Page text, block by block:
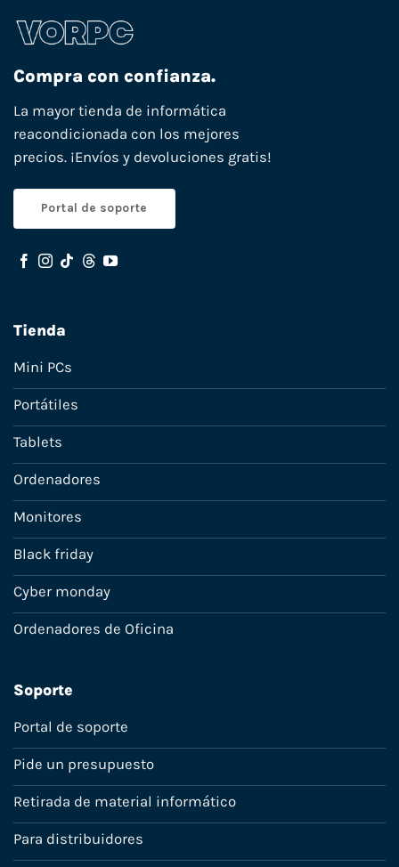
Compra con confianza.
La mayor tienda de informática
reacondicionada con los mejores
precios. ¡Envíos y devoluciones gratis!
Portal de soporte
Tienda
Mini PCs
Portátiles
Tablets
Ordenadores
Monitores
Black friday
Cyber monday
Ordenadores de Oficina
Soporte
Portal de soporte
Pide un presupuesto
Retirada de material informático
Para distribuidores